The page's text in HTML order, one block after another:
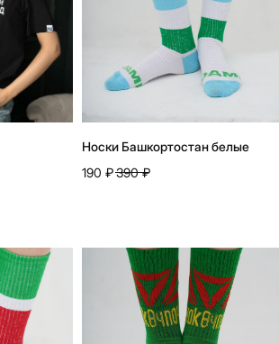
Носки Башкортостан белые
190 ₽390 ₽